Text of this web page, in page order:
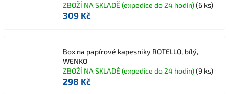
ZBOŽÍ NA SKLADĚ (expedice do 24 hodin)(6 ks)
309 Kč
Box na papírové kapesniky ROTELLO, bílý,
WENKO
ZBOŽÍ NA SKLADĚ (expedice do 24 hodin)(9 ks)
298 Kč